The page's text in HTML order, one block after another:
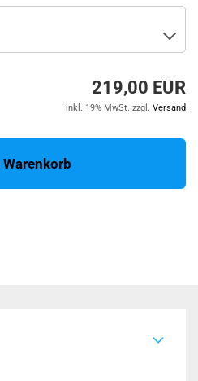
219,00 EUR
inkl. 19% MwSt. zzgl. Versand
Warenkorb